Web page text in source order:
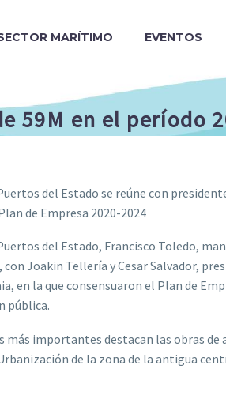
MARÍTIMO EVENTOS
en el período
del Estado se reúne con
de Empresa 2020-2024
del Estado, Francisco Toledo,
Joakin Tellería y Cesar Salvador,
en la que consensuaron el Plan de
pública.
importantes destacan las obras de
de la zona de la antigua